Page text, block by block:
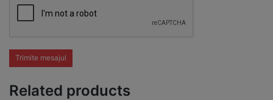
Trimite mesajul
Related products